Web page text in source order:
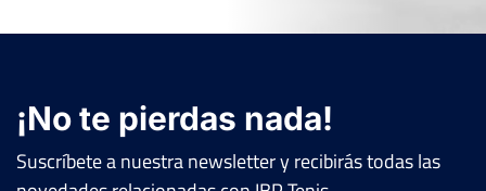
¡No te pierdas nada!
Suscríbete a nuestra newsletter y recibirás todas las